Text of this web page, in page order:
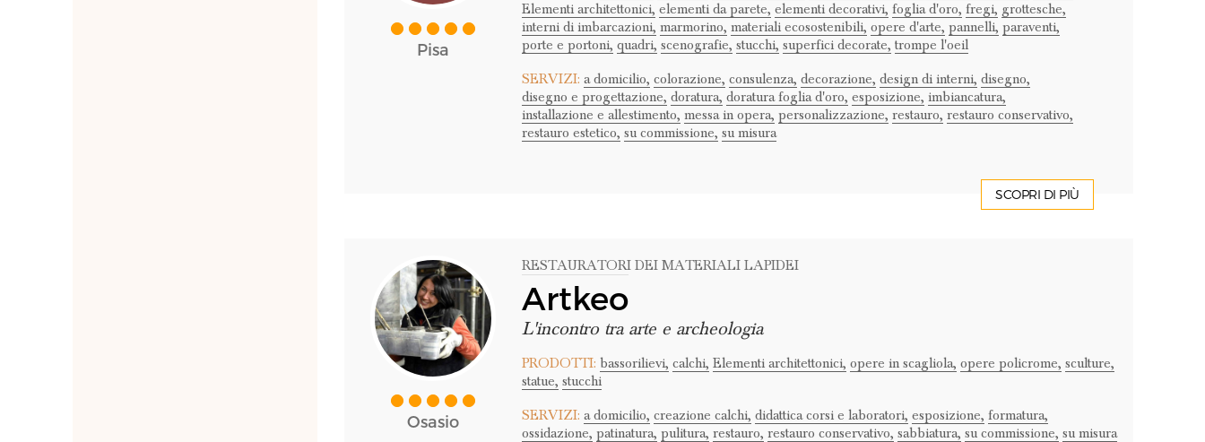
Pisa
Elementi architettonici, elementi da parete, elementi decorativi, foglia d'oro, fregi, grottesche,
interni di imbarcazioni, marmorino, materiali ecosostenibili, opere d'arte, pannelli, paraventi,
porte e portoni, quadri, scenografie, stucchi, superfici decorate, trompe l'oeil
SERVIZI: a domicilio, colorazione, consulenza, decorazione, design di interni, disegno,
disegno e progettazione, doratura, doratura foglia d'oro, esposizione, imbiancatura,
installazione e allestimento, messa in opera, personalizzazione, restauro, restauro conservativo,
restauro estetico, su commissione, su misura
SCOPRI DI PIÙ
Osasio
RESTAURATORI DEI MATERIALI LAPIDEI
Artkeo
L'incontro tra arte e archeologia
PRODOTTI: bassorilievi, calchi, Elementi architettonici, opere in scagliola, opere policrome, sculture,
statue, stucchi
SERVIZI: a domicilio, creazione calchi, didattica corsi e laboratori, esposizione, formatura,
ossidazione, patinatura, pulitura, restauro, restauro conservativo, sabbiatura, su commissione, su misura